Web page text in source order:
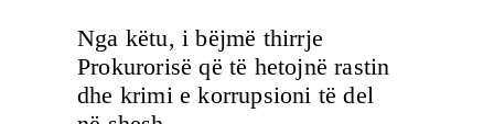
Nga këtu, i bëjmë thirrje
Prokurorisë që të hetojnë rastin
dhe krimi e korrupsioni të del